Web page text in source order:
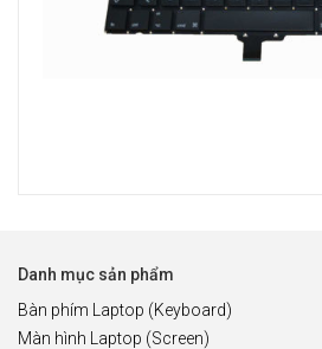
Danh mục sản phẩm
Bàn phím Laptop (Keyboard)
Màn hình Laptop (Screen)